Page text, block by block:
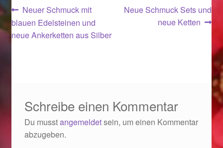
Ostergeschenke finden für Ostern 2022
Partner
Startseite
Beitragsnavigation
Vorheriger
Beitrag:
Neuer Schmuck mit
blauen Edelsteinen und
neue Ankerketten aus Silber
Nächster
Neue Schmuck Sets und
neue Ketten
Schreibe einen Kommentar
Du musstangemeldetsein, um einen Kommentar
abzugeben.